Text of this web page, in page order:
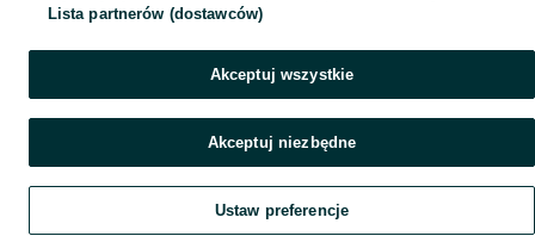
Lista partnerów (dostawców)
Akceptuj wszystkie
Akceptuj niezbędne
Ustaw preferencje